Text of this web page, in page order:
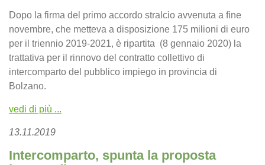
Dopo la firma del primo accordo stralcio avvenuta a fine
novembre, che metteva a disposizione 175 milioni di euro
per il triennio 2019-2021, è ripartita (8 gennaio 2020) la
trattativa per il rinnovo del contratto collettivo di
intercomparto del pubblico impiego in provincia di
Bolzano.
vedi di più ...
13.11.2019
Intercomparto, spunta la proposta